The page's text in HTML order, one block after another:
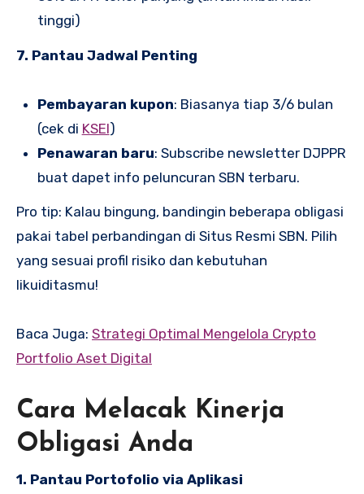
tinggi)
7. Pantau Jadwal Penting
Pembayaran kupon: Biasanya tiap 3/6 bulan
(cek di KSEI)
Penawaran baru: Subscribe newsletter DJPPR
buat dapet info peluncuran SBN terbaru.
Pro tip: Kalau bingung, bandingin beberapa obligasi
pakai tabel perbandingan di Situs Resmi SBN. Pilih
yang sesuai profil risiko dan kebutuhan
likuiditasmu!
Baca Juga: Strategi Optimal Mengelola Crypto
Portfolio Aset Digital
Cara Melacak Kinerja
Obligasi Anda
1. Pantau Portofolio via Aplikasi